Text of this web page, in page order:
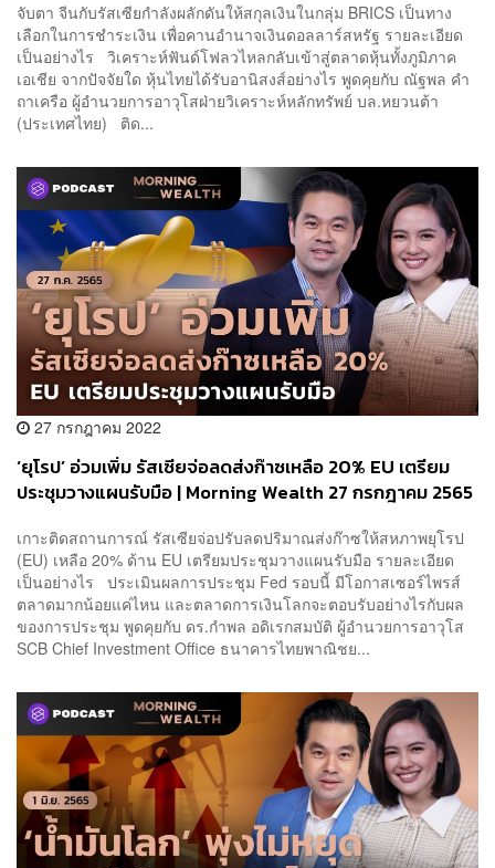
จับตา จีนกับรัสเซียกำลังผลักดันให้สกุลเงินในกลุ่ม BRICS เป็นทาง
เลือกในการชำระเงิน เพื่อคานอำนาจเงินดอลลาร์สหรัฐ รายละเอียด
เป็นอย่างไร วิเคราะห์ฟันด์โฟลวไหลกลับเข้าสู่ตลาดหุ้นทั้งภูมิภาค
เอเชีย จากปัจจัยใด หุ้นไทยได้รับอานิสงส์อย่างไร พูดคุยกับ ณัฐพล คำ
ถาเครือ ผู้อำนวยการอาวุโสฝ่ายวิเคราะห์หลักทรัพย์ บล.หยวนต้า
(ประเทศไทย) ติด...
27 กรกฎาคม 2022
‘ยุโรป’ อ่วมเพิ่ม รัสเซียจ่อลดส่งก๊าซเหลือ 20% EU เตรียม
ประชุมวางแผนรับมือ | Morning Wealth 27 กรกฎาคม 2565
เกาะติดสถานการณ์ รัสเซียจ่อปรับลดปริมาณส่งก๊าซให้สหภาพยุโรป
(EU) เหลือ 20% ด้าน EU เตรียมประชุมวางแผนรับมือ รายละเอียด
เป็นอย่างไร ประเมินผลการประชุม Fed รอบนี้ มีโอกาสเซอร์ไพรส์
ตลาดมากน้อยแค่ไหน และตลาดการเงินโลกจะตอบรับอย่างไรกับผล
ของการประชุม พูดคุยกับ ดร.กำพล อดิเรกสมบัติ ผู้อำนวยการอาวุโส
SCB Chief Investment Office ธนาคารไทยพาณิชย...